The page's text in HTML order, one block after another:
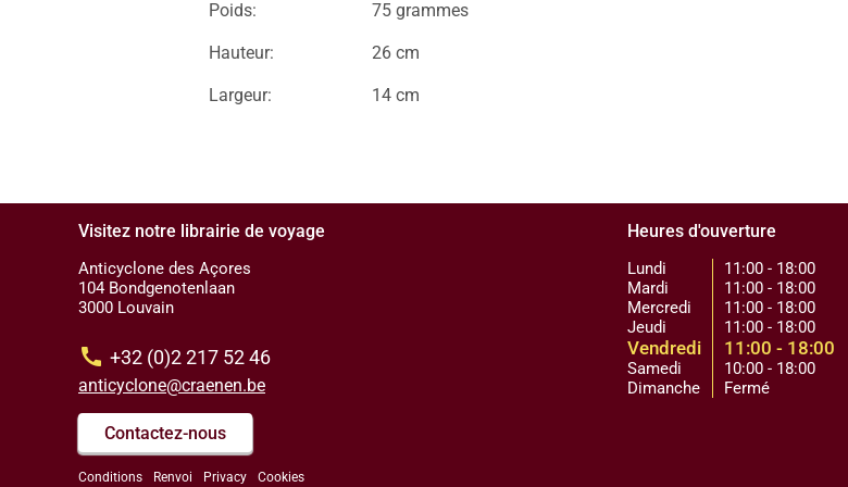
Poids: 75 grammes
Hauteur: 26 cm
Largeur: 14 cm
Visitez notre librairie de voyage
Anticyclone des Açores
104 Bondgenotenlaan
3000 Louvain
call +32 (0)2 217 52 46
anticyclone@craenen.be
Contactez-nous
Conditions Renvoi Privacy Cookies
Heures d'ouverture
Lundi
Mardi
Mercredi
Jeudi
Vendredi
Samedi
Dimanche
11:00 - 18:00
11:00 - 18:00
11:00 - 18:00
11:00 - 18:00
11:00 - 18:00
10:00 - 18:00
Fermé